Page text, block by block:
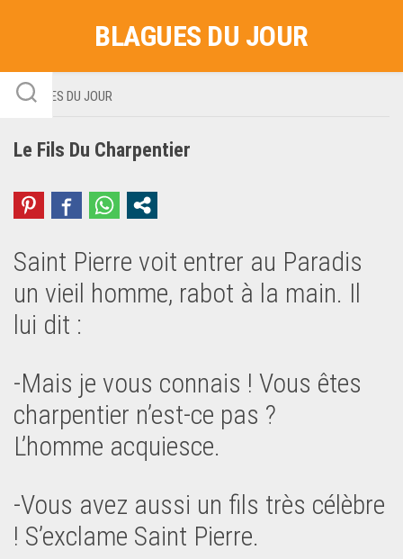
BLAGUES DU JOUR
BLAGUES DU JOUR
Le Fils Du Charpentier
Saint Pierre voit entrer au Paradis
un vieil homme, rabot à la main. Il
lui dit :
-Mais je vous connais ! Vous êtes
charpentier n’est-ce pas ?
L’homme acquiesce.
-Vous avez aussi un fils très célèbre
! S’exclame Saint Pierre.